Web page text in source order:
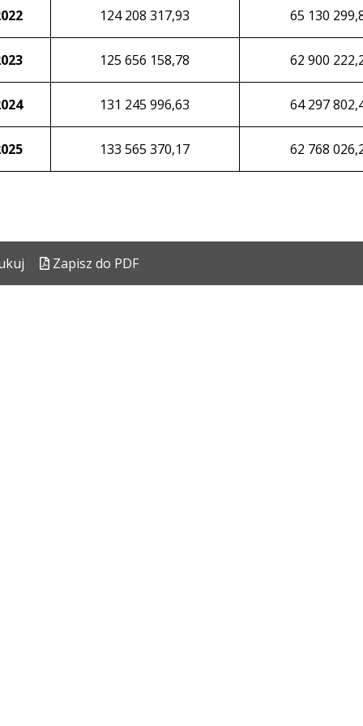
124 208 317,93 65 130
125 656 158,78 62 900
131 245 996,63 64 297
133 565 370,17 62 768
Zapisz do PDF